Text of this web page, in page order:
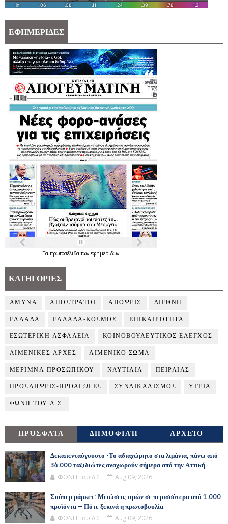
ΕΦΗΜΕΡΙΔΕΣ
Τα πρωτοσέλιδατων εφημερίδων
ΚΑΤΗΓΟΡΙΕΣ
ΑΜΥΝΑ ΑΠΟΣΤΡΑΤΟΙ ΑΠΟΨΕΙΣ ΔΙΕΘΝΗ
ΕΛΛΑΔΑ ΕΛΛΑΔΑ-ΚΟΣΜΟΣ ΕΠΙΚΑΙΡΟΤΗΤΑ
ΕΣΩΤΕΡΙΚΗ ΑΣΦΑΛΕΙΑ ΚΟΙΝΟΒΟΥΛΕΥΤΙΚΟΣ ΕΛΕΓΧΟΣ
ΛΙΜΕΝΙΚΕΣ ΑΡΧΕΣ ΛΙΜΕΝΙΚΟ ΣΩΜΑ
ΜΕΡΙΜΝΑ ΠΡΟΣΩΠΙΚΟΥ ΝΑΥΤΙΛΙΑ ΠΕΙΡΑΙΑΣ
ΠΡΟΣΛΗΨΕΙΣ-ΠΡΟΑΓΩΓΕΣ ΣΥΝΔΙΚΑΛΙΣΜΟΣ ΥΓΕΙΑ
ΦΩΝΗ ΤΟΥ Λ.Σ.
ΠΡΌΣΦΑΤΑ ΔΗΜΟΦΙΛΉ ΑΡΧΕΊΟ
Δεκαπενταύγουστο -Το αδιαχώρητο στα λιμάνια, πάνω από
34.000 ταξιδιώτες αναχωρούν σήμερα από την Αττική
ΦΩΝΗ του Λ.Σ. Aug 09, 2026
Σούπερ μάρκετ: Μειώσεις τιμών σε περισσότερα από 1.000
προϊόντα – Πότε ξεκινά η πρωτοβουλία
ΦΩΝΗ του Λ.Σ. Aug 09, 2026